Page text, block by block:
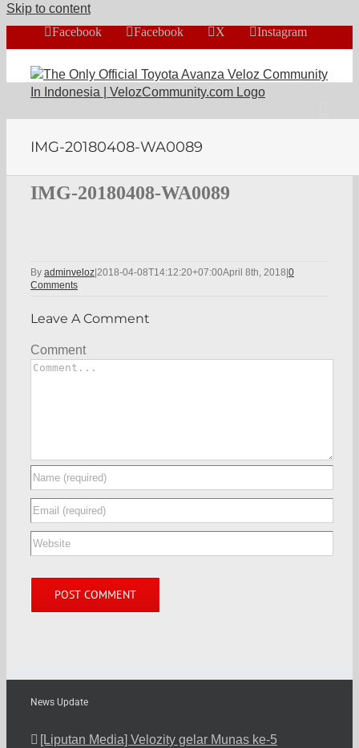
Skip to content
Facebook
Facebook X Instagram
IMG-20180408-WA0089
IMG-20180408-WA0089
By adminveloz 2018-04-08T14:12:20+07:00April 8th, 2018 0
Comments
Leave A Comment
Comment
News Update
[Liputan Media] Velozity gelar Munas ke-5